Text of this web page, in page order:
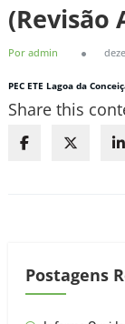
(Revisão
Por admin
PEC ETE Lagoa da
Share this
Postagens